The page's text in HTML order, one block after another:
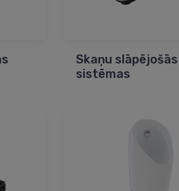
Skaņu slāpējošās
sistēmas